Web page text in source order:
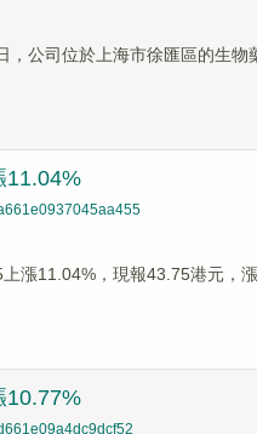
公司位於上海市徐匯區的生
11.04%
漲11.04%，現報43.75港元，
10.77%